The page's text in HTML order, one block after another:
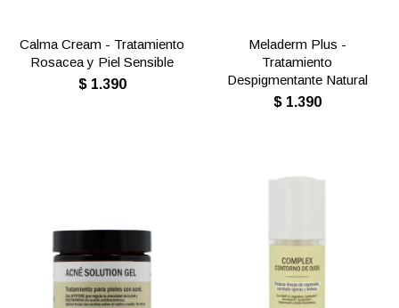
Calma Cream - Tratamiento
Rosacea y Piel Sensible
$ 1.390
Meladerm Plus -
Tratamiento
Despigmentante Natural
$ 1.390